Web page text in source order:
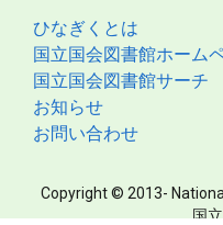
ひなぎくとは
国立国会図書館ホーム
国立国会図書館サーチ
お知らせ
お問い合わせ
Copyright © 2013-